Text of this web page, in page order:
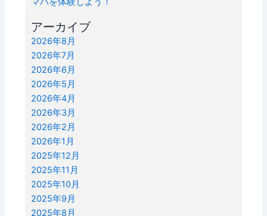
アーカイブ
2026年8月
2026年7月
2026年6月
2026年5月
2026年4月
2026年3月
2026年2月
2026年1月
2025年12月
2025年11月
2025年10月
2025年9月
2025年8月